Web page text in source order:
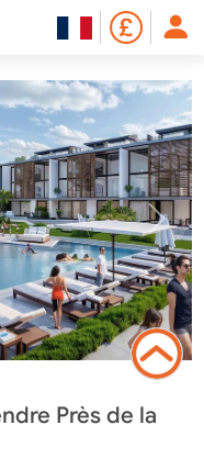
Près de la